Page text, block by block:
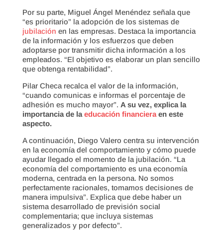
Por su parte, Miguel Ángel Menéndez señala que
“es prioritario” la adopción de los sistemas de
jubilación en las empresas. Destaca la importancia
de la información y los esfuerzos que deben
adoptarse por transmitir dicha información a los
empleados. “El objetivo es elaborar un plan sencillo
que obtenga rentabilidad”.
Pilar Checa recalca el valor de la información,
“cuando comunicas e informas el porcentaje de
adhesión es mucho mayor”. A su vez, explica la
importancia de la educación financieraen este
aspecto.
A continuación, Diego Valero centra su intervención
en la economía del comportamiento y cómo puede
ayudar llegado el momento de la jubilación. “La
economía del comportamiento es una economía
moderna, centrada en la persona. No somos
perfectamente racionales, tomamos decisiones de
manera impulsiva”. Explica que debe haber un
sistema desarrollado de previsión social
complementaria; que incluya sistemas
generalizados y por defecto”.